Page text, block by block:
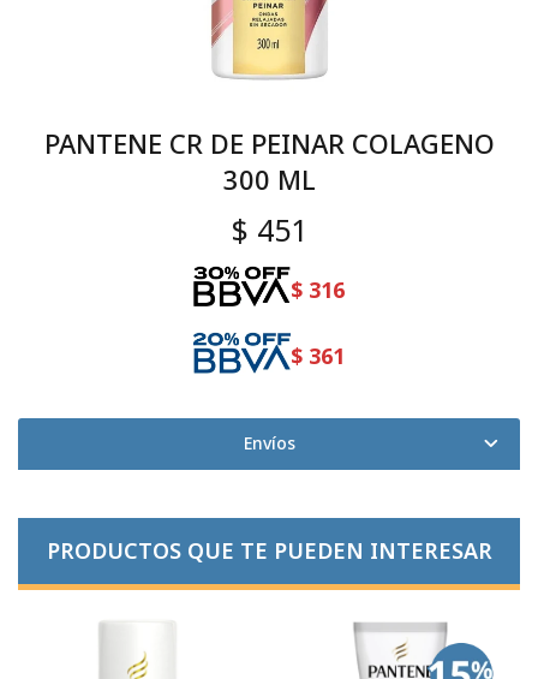
PANTENE CR DE PEINAR COLAGENO
300 ML
$ 451
$ 316
$ 361
Envíos
PRODUCTOS QUE TE PUEDEN INTERESAR